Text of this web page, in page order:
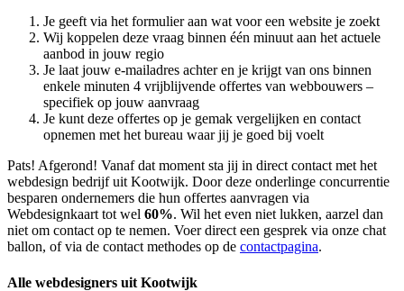
Je geeft via het formulier aan wat voor een website je zoekt
Wij koppelen deze vraag binnen één minuut aan het actuele
aanbod in jouw regio
Je laat jouw e-mailadres achter en je krijgt van ons binnen
enkele minuten 4 vrijblijvende offertes van webbouwers –
specifiek op jouw aanvraag
Je kunt deze offertes op je gemak vergelijken en contact
opnemen met het bureau waar jij je goed bij voelt
Pats! Afgerond! Vanaf dat moment sta jij in direct contact met het
webdesign bedrijf uit Kootwijk. Door deze onderlinge concurrentie
besparen ondernemers die hun offertes aanvragen via
Webdesignkaart tot wel 60%. Wil het even niet lukken, aarzel dan
niet om contact op te nemen. Voer direct een gesprek via onze chat
ballon, of via de contact methodes op de contactpagina.
Alle webdesigners uit Kootwijk